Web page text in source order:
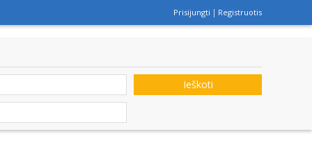
Prisijungti Registruotis
Ieškoti